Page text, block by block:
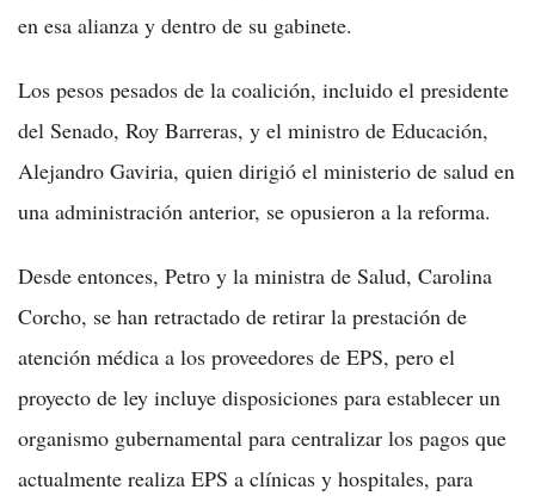
en esa alianza y dentro de su gabinete.
Los pesos pesados de la coalición, incluido el presidente
del Senado, Roy Barreras, y el ministro de Educación,
Alejandro Gaviria, quien dirigió el ministerio de salud en
una administración anterior, se opusieron a la reforma.
Desde entonces, Petro y la ministra de Salud, Carolina
Corcho, se han retractado de retirar la prestación de
atención médica a los proveedores de EPS, pero el
proyecto de ley incluye disposiciones para establecer un
organismo gubernamental para centralizar los pagos que
actualmente realiza EPS a clínicas y hospitales, para